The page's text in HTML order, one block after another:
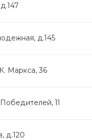
д.145
Маркса, 36
11
д.120